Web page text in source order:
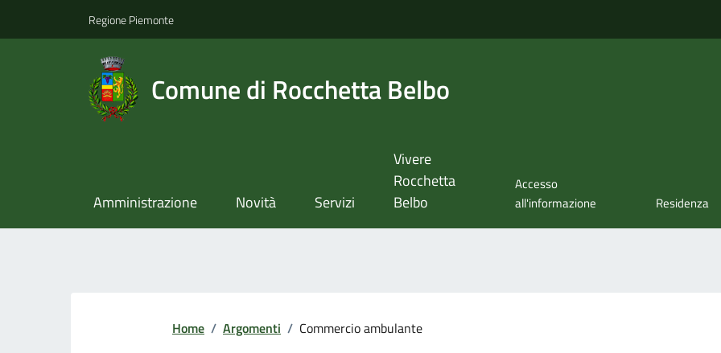
Regione Piemonte
Comune di Rocchetta Belbo
Amministrazione Novità Servizi
Vivere
Rocchetta
Belbo
Accesso
all'informazione
Residenza
Home / Argomenti / Commercio ambulante